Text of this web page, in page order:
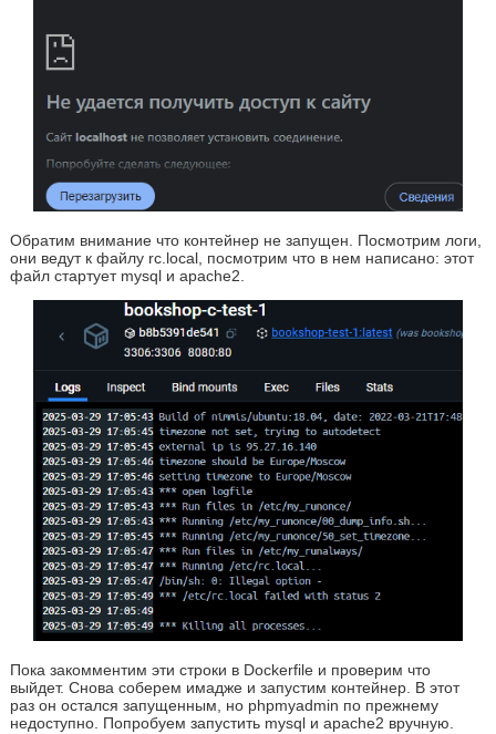
Обратим внимание что контейнер не запущен. Посмотрим логи,
они ведут к файлу rc.local, посмотрим что в нем написано: этот
файл стартует mysql и apache2.
Пока закомментим эти строки в Dockerfile и проверим что
выйдет. Снова соберем имадже и запустим контейнер. В этот
раз он остался запущенным, но phpmyadmin по прежнему
недоступно. Попробуем запустить mysql и apache2 вручную.